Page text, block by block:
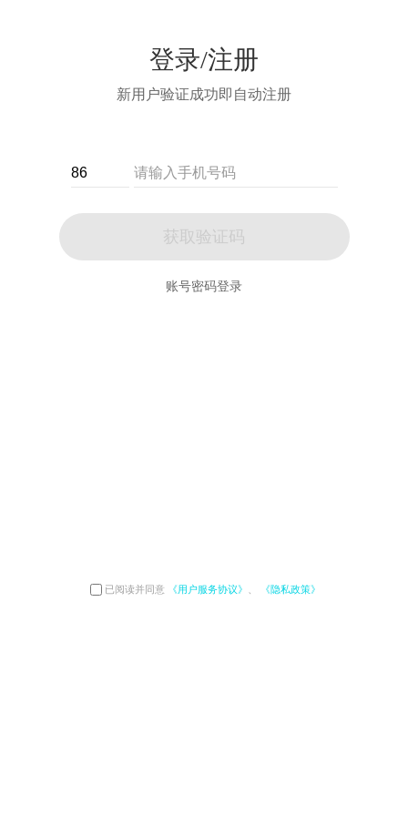
登录/注册
新用户验证成功即自动注册
获取验证码
账号密码登录
已阅读并同意 《用户服务协议》 《隐私政策》